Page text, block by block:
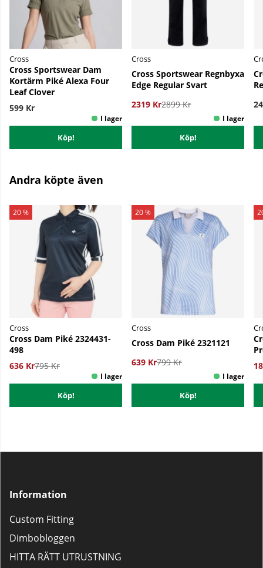
Cross
Cross Sportswear Dam
Kortärm Piké Alexa Four
Leaf Clover
599 Kr
Köp!
Cross
Cross Sportswear Regnbyxa
Edge Regular Svart
2319 Kr2899 Kr
Köp!
Andra köpte även
20 %
Cross
Cross Dam Piké 2324431-
498
636 Kr795 Kr
Köp!
20 %
Cross
Cross Dam Piké 2321121
639 Kr799 Kr
Köp!
Information
Custom Fitting
Dimbobloggen
HITTA RÄTT UTRUSTNING